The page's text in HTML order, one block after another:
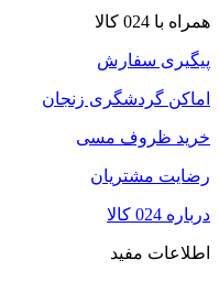
همراه با 024 کالا
پیگیری سفارش
اماکن گردشگری زنجان
خرید ظروف مسی
رضایت مشتریان
درباره 024 کالا
اطلاعات مفید